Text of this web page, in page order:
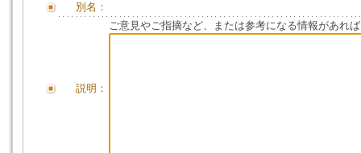
別名：
説明：
ご意見やご指摘など、または参考になる情報があれ